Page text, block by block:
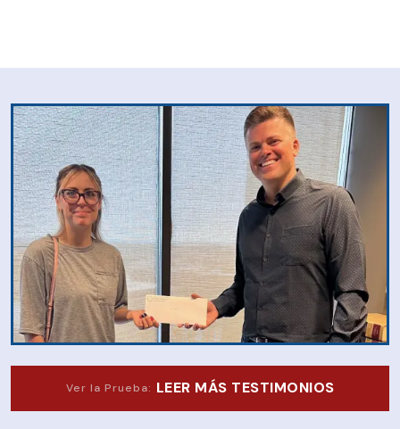
Ver la Prueba: LEER MÁS TESTIMONIOS